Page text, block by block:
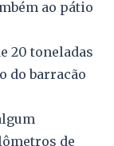
ao pátio
20 toneladas
do barracão
de